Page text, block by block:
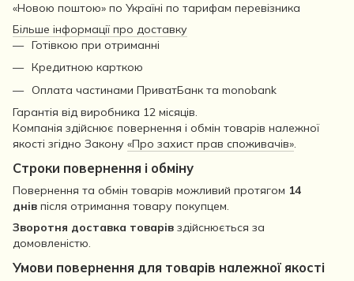
«Новою поштою» по Україні по тарифам перевізника
Більше інформації про доставку
Готівкою при отриманні
Кредитною карткою
Оплата частинами ПриватБанк та monobank
Гарантія від виробника 12 місяців.
Компанія здійснює повернення і обмін товарів належної
якості згідно Закону «Про захист прав споживачів».
Строки повернення і обміну
Повернення та обмін товарів можливий протягом 14
днів після отримання товару покупцем.
Зворотня доставка товарів здійснюється за
домовленістю.
Умови повернення для товарів належної якості